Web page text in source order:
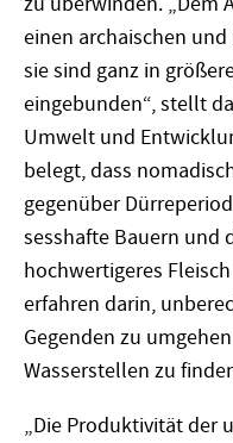
einen archaischen
sie sind ganz in
eingebunden“, stellt
Umwelt und
belegt, dass
gegenüber
sesshafte Bauern und
hochwertigeres
erfahren darin,
Gegenden zu
Wasserstellen zu
„Die Produktivität der